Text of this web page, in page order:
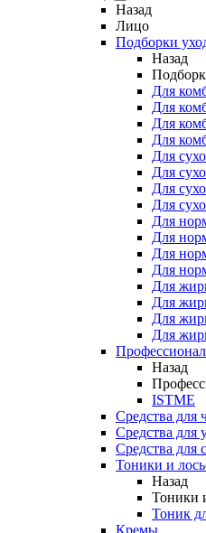
Назад
Лицо
Подборки
Назад
Для
Для
Для
Для
Для
Для
Для
Для
Для
Для
Для
Для
Для
Для
Для
Для
Назад
ISTME
Средства для
Средства для
Средства для
Тоники и
Назад
Тоники
Тоник
Кремы